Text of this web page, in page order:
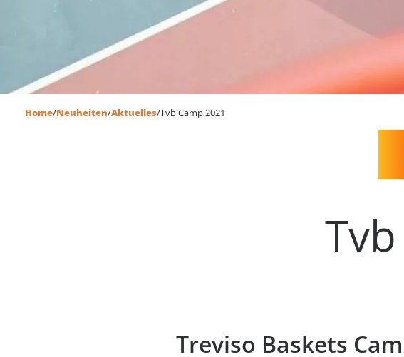
Home/Neuheiten/Aktuelles/Tvb Camp 2021
Treviso Baskets